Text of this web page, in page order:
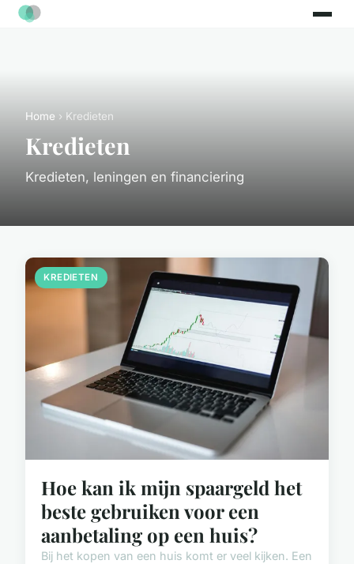
Home › Kredieten
Kredieten
Kredieten, leningen en financiering
KREDIETEN
Hoe kan ik mijn spaargeld het
beste gebruiken voor een
aanbetaling op een huis?
Bij het kopen van een huis komt er veel kijken. Een